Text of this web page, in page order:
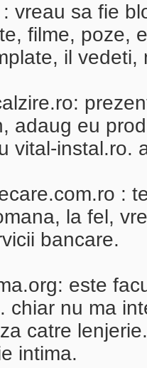
vreau sa fie
filme, poze,
il vedeti,
adaug eu
vital-instal.ro.
:
la fel,
bancare.
este
chiar nu ma
catre
intima.